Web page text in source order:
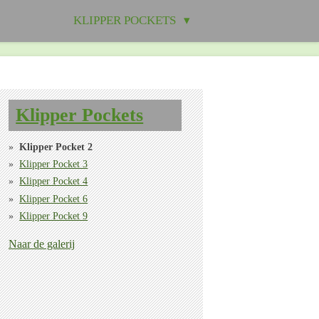
KLIPPER POCKETS
Klipper Pockets
Klipper Pocket 2
Klipper Pocket 3
Klipper Pocket 4
Klipper Pocket 6
Klipper Pocket 9
Naar de galerij